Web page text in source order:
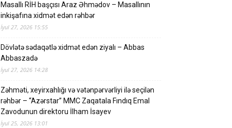
Masallı RİH başçısı Araz Əhmədov – Masallının
inkişafına xidmət edən rəhbər
İyul 27, 2026 15:55
Dövlətə sədaqətlə xidmət edən ziyalı – Abbas
Abbaszadə
İyul 27, 2026 14:28
Zəhməti, xeyirxahlığı və vətənpərvərliyi ilə seçilən
rəhbər – “Azərstar” MMC Zaqatala Fındıq Emal
Zavodunun direktoru İlham İsayev
İyul 25, 2026 13:01